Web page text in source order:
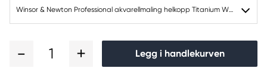
Winsor & Newton Professional akvarellmaling helkopp Titanium White (opaque white) 644
1 Legg i handlekurven